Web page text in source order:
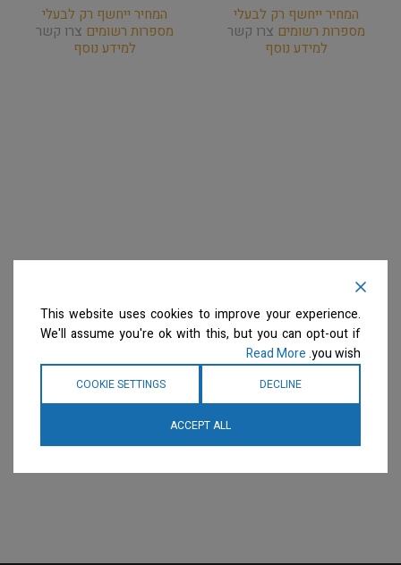
המחיר ייחשף רק לבעלי
מספרות רשומים צרו קשר
למידע נוסף
המחיר ייחשף רק לבעלי
מספרות רשומים צרו קשר
למידע נוסף
This website uses cookies to improve your experience.
We'll assume you're ok with this, but you can opt-out if
you wish.
Read More
DECLINE
COOKIE SETTINGS
ACCEPT ALL